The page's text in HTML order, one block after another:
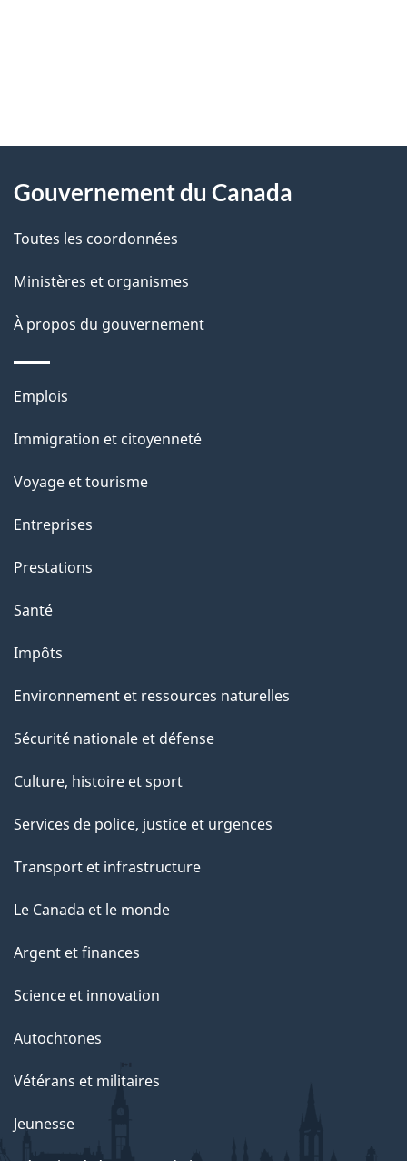
D
t
a
l
s
l
a
a
g
"
propos
ce
site
Gouvernement du Canada
Toutes les coordonnées
Ministères et organismes
À propos du gouvernement
Thèmes
sujets
Emplois
Immigration et citoyenneté
Voyage et tourisme
Entreprises
Prestations
Santé
Impôts
Environnement et ressources naturelles
Sécurité nationale et défense
Culture, histoire et sport
Services de police, justice et urgences
Transport et infrastructure
Le Canada et le monde
Argent et finances
Science et innovation
Autochtones
Vétérans et militaires
Jeunesse